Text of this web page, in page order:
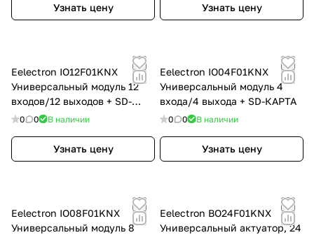
Узнать цену Узнать цену
Eelectron IO12F01KNX
Универсальный модуль 12
входов/12 выходов + SD-
КАРТА
0 0 В наличии
Узнать цену
Eelectron IO04F01KNX
Универсальный модуль 4
входа/4 выхода + SD-КАРТА
0 0 В наличии
Узнать цену
Eelectron IO08F01KNX
Универсальный модуль 8
Eelectron BO24F01KNX
Универсальный актуатор, 24